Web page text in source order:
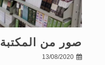
صور من المكتبة
13/08/2020